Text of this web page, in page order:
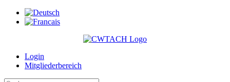
Login
Mitgliederbereich